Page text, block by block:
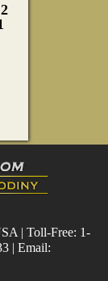
| Toll-Free: 1-
| Email: